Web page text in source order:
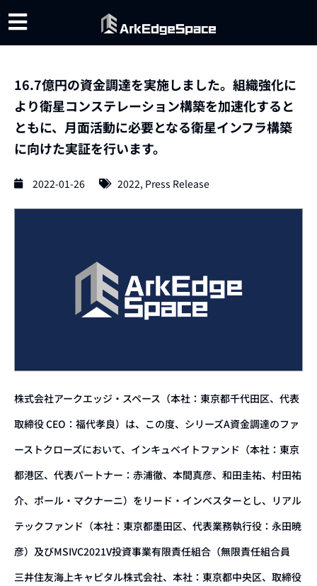
16.7億円の資⾦調達を実施しました。組織強化に
より衛星コンステレーション構築を加速化すると
ともに、月面活動に必要となる衛星インフラ構築
に向けた実証を行います。
2022-01-26 2022, Press Release
株式会社アークエッジ・スペース（本社：東京都千代田区、代表
取締役 CEO：福代孝良）は、この度、シリーズA資金調達のファ
ーストクローズにおいて、インキュベイトファンド（本社：東京
都港区、代表パートナー：赤浦徹、本間真彦、和田圭祐、村田祐
介、ポール・マクナーニ）をリード・インベスターとし、リアル
テックファンド（本社：東京都墨田区、代表業務執行役：永田暁
彦）及びMSIVC2021V投資事業有限責任組合（無限責任組合員
三井住友海上キャピタル株式会社、本社：東京都中央区、取締役